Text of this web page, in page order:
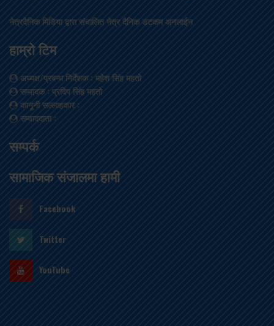
नेत्रदैनिक मिडिया द्वारा संचालित नेत्र दैनिक डटकम अनलाईन
हाम्रो टिम
अध्यक्ष/प्रबन्ध निर्देशक: महेश सिंह महतो
सम्पादक: प्रदिप सिंह महतो
कानूनी सल्लाहकार:
सम्वाददाता:
सम्पर्क
सामाजिक संजालमा हामी
Facebook
Twitter
YouTube